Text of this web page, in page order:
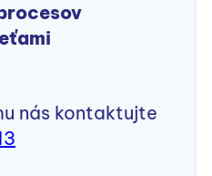
nás kontaktujte